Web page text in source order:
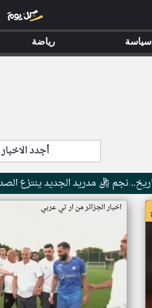
أجدد الاخبار
اخبار الجزائر من ار تي عربي
سياسة رياضة